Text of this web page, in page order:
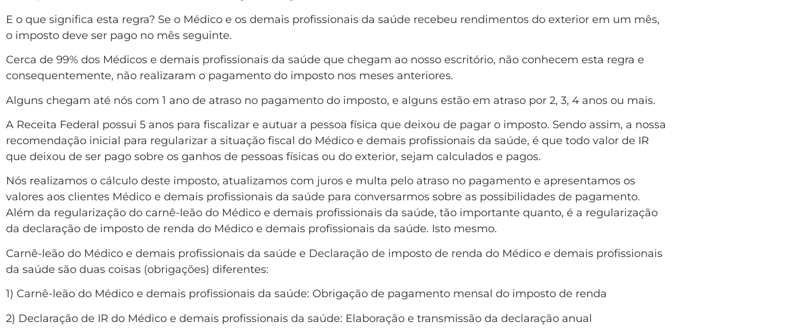
E o que significa esta regra? Se o Médico e os demais profissionais da saúde recebeu rendimentos do exterior em um mês,
o imposto deve ser pago no mês seguinte.
Cerca de 99% dos Médicos e demais profissionais da saúde que chegam ao nosso escritório, não conhecem esta regra e
consequentemente, não realizaram o pagamento do imposto nos meses anteriores.
Alguns chegam até nós com 1 ano de atraso no pagamento do imposto, e alguns estão em atraso por 2, 3, 4 anos ou mais.
A Receita Federal possui 5 anos para fiscalizar e autuar a pessoa física que deixou de pagar o imposto. Sendo assim, a nossa
recomendação inicial para regularizar a situação fiscal do Médico e demais profissionais da saúde, é que todo valor de IR
que deixou de ser pago sobre os ganhos de pessoas físicas ou do exterior, sejam calculados e pagos.
Nós realizamos o cálculo deste imposto, atualizamos com juros e multa pelo atraso no pagamento e apresentamos os
valores aos clientes Médico e demais profissionais da saúde para conversarmos sobre as possibilidades de pagamento.
Além da regularização do carnê-leão do Médico e demais profissionais da saúde, tão importante quanto, é a regularização
da declaração de imposto de renda do Médico e demais profissionais da saúde. Isto mesmo.
Carnê-leão do Médico e demais profissionais da saúde e Declaração de imposto de renda do Médico e demais profissionais
da saúde são duas coisas (obrigações) diferentes:
1) Carnê-leão do Médico e demais profissionais da saúde: Obrigação de pagamento mensal do imposto de renda
2) Declaração de IR do Médico e demais profissionais da saúde: Elaboração e transmissão da declaração anual